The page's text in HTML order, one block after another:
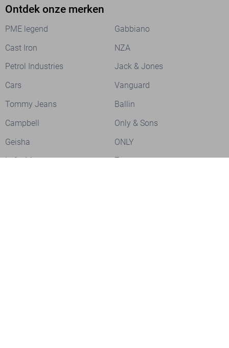
Ontdek onze merken
PME legend
Gabbiano
Cast Iron
NZA
Petrol Industries
Jack & Jones
Cars
Vanguard
Tommy Jeans
Ballin
Campbell
Only & Sons
Geisha
ONLY
Lofty Manner
Zoso